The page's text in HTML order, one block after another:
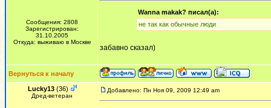
Сообщения: 2808
Зарегистрирован:
31.10.2005
Откуда: выживаю в Москве
Wanna makak? писал(а):
не так как обычные люди
забавно сказал)
Вернуться к началу
Lucky13(36)
Дред-ветеран
Добавлено: Пн Ноя 09, 2009 12:49 am